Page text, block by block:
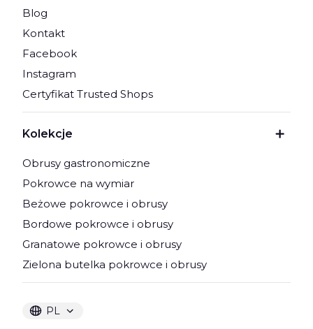
Blog
Kontakt
Facebook
Instagram
Certyfikat Trusted Shops
Kolekcje
Obrusy gastronomiczne
Pokrowce na wymiar
Beżowe pokrowce i obrusy
Bordowe pokrowce i obrusy
Granatowe pokrowce i obrusy
Zielona butelka pokrowce i obrusy
Wybrany język:
PL
polski